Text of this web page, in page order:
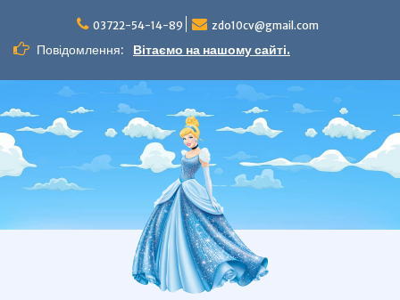
вмісту
03722-54-14-89 zdo10cv@gmail.com
Повідомлення: Вітаємо на нашому сайті.